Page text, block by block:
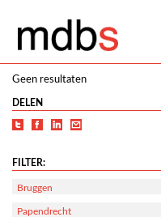
Geen resultaten
DELEN
FILTER:
Bruggen
Papendrecht